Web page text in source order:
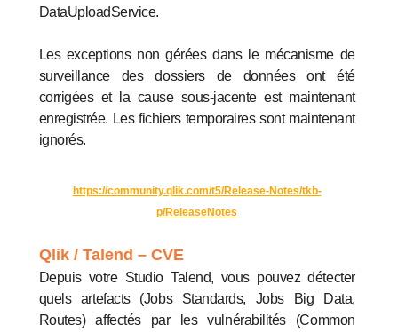
DataUploadService.
Les exceptions non gérées dans le mécanisme de
surveillance des dossiers de données ont été
corrigées et la cause sous-jacente est maintenant
enregistrée. Les fichiers temporaires sont maintenant
ignorés.
https://community.qlik.com/t5/Release-Notes/tkb-
p/ReleaseNotes
Qlik / Talend – CVE
Depuis votre Studio Talend, vous pouvez détecter
quels artefacts (Jobs Standards, Jobs Big Data,
Routes) affectés par les vulnérabilités (Common